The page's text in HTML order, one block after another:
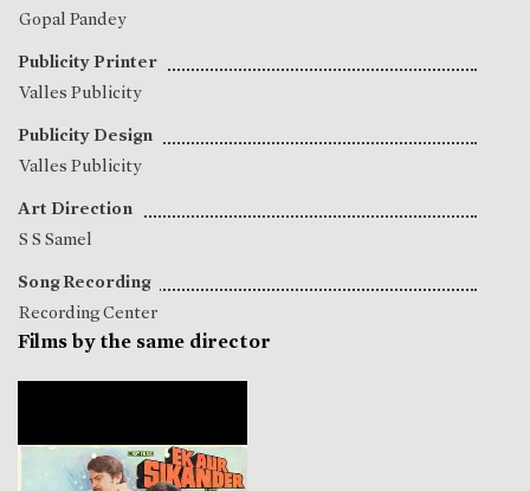
Gopal Pandey
Publicity Printer
Valles Publicity
Publicity Design
Valles Publicity
Art Direction
S S Samel
Song Recording
Recording Center
Films by the same director